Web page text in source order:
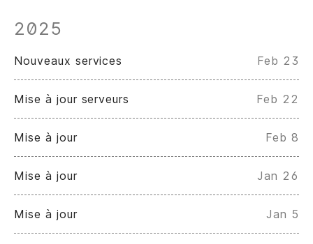
2025
Nouveaux services Feb 23
Mise à jour serveurs Feb 22
Mise à jour Feb 8
Mise à jour Jan 26
Mise à jour Jan 5